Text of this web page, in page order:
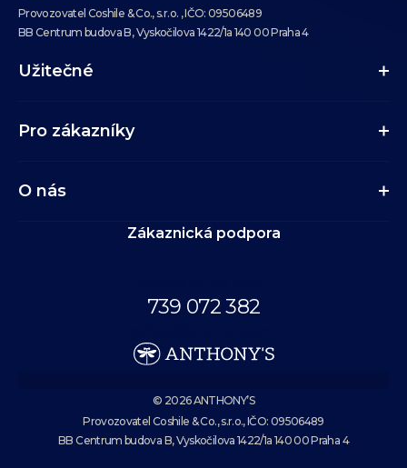
Provozovatel Coshile & Co., s.r.o. , IČO: 09506489
BB Centrum budova B, Vyskočilova 1422/1a 140 00 Praha 4
Užitečné
Pro zákazníky
O nás
Zákaznická podpora
739 072 382
© 2026 ANTHONY’S
Provozovatel Coshile & Co., s.r.o., IČO: 09506489
BB Centrum budova B, Vyskočilova 1422/1a 140 00 Praha 4